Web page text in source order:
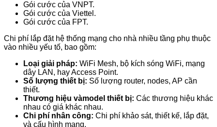
Gói cước của VNPT.
Gói cước của Viettel.
Gói cước của FPT.
Chi phí lắp đặt hệ thống mạng cho nhà nhiều tầng phụ thuộc
vào nhiều yếu tố, bao gồm:
Loại giải pháp: WiFi Mesh, bộ kích sóng WiFi, mạng
dây LAN, hay Access Point.
Số lượng thiết bị: Số lượng router, nodes, AP cần
thiết.
Thương hiệu vàmodel thiết bị: Các thương hiệu khác
nhau có giá khác nhau.
Chi phí nhân công: Chi phí khảo sát, thiết kế, lắp đặt,
và cấu hình mạng.